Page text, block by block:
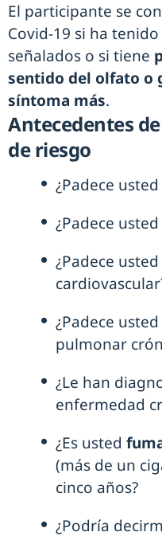
El participante se
Covid-19 si ha
señalados o si tiene
sentido del olfato o
síntoma más.
Antecedentes
de riesgo
¿Padece
¿Padece
¿Padece
¿Padece
pulmonar
¿Le han
enfermedad
¿Es usted
(más de un
cinco años?
¿Podría